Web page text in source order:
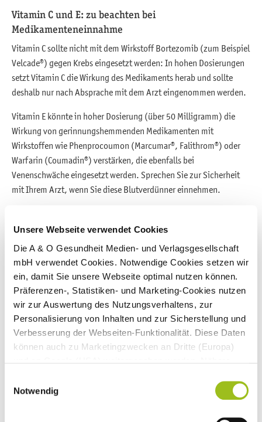
Unsere Webseite verwendet Cookies
Die A & O Gesundheit Medien- und Verlagsgesellschaft
mbH verwendet Cookies. Notwendige Cookies setzen wir
ein, damit Sie unsere Webseite optimal nutzen können.
Präferenzen-, Statistiken- und Marketing-Cookies nutzen
wir zur Auswertung des Nutzungsverhaltens, zur
Personalisierung von Inhalten und zur Sicherstellung und
Verbesserung der Webseiten-Funktionalität. Diese Daten
können auch zu Marketingzwecken an Dritte (Europa)
unserenDatenschutzhinweisen Impressum
Notwendig
Vitamin C und E: zu beachten bei
Medikamenteneinnahme
Vitamin C sollte nicht mit dem Wirkstoff Bortezomib (zum Beispiel
Velcade®) gegen Krebs eingesetzt werden: In hohen Dosierungen
setzt Vitamin C die Wirkung des Medikaments herab und sollte
deshalb nur nach Absprache mit dem Arzt eingenommen werden.
Vitamin E könnte in hoher Dosierung (über 50 Milligramm) die
Wirkung von gerinnungshemmenden Medikamenten mit
Wirkstoffen wie Phenprocoumon (Marcumar®, Falithrom®) oder
Warfarin (Coumadin®) verstärken, die ebenfalls bei
Venenschwäche eingesetzt werden. Sprechen Sie zur Sicherheit
mit Ihrem Arzt, wenn Sie diese Blutverdünner einnehmen.
Wirkweise von Pinienrinden-Extrakt bei
Venenschwäche